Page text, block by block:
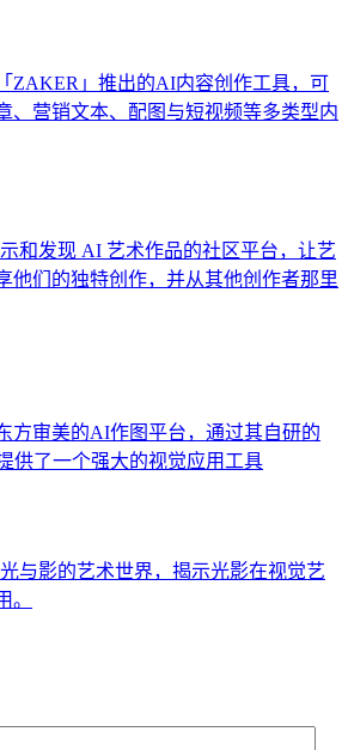
ZAKER」推出的AI内容创作工具，可
、营销文本、配图与短视频等多类型内
和发现 AI 艺术作品的社区平台，让艺
他们的独特创作，并从其他创作者那里
方审美的AI作图平台，通过其自研的
供了一个强大的视觉应用工具
与影的艺术世界，揭示光影在视觉艺
。